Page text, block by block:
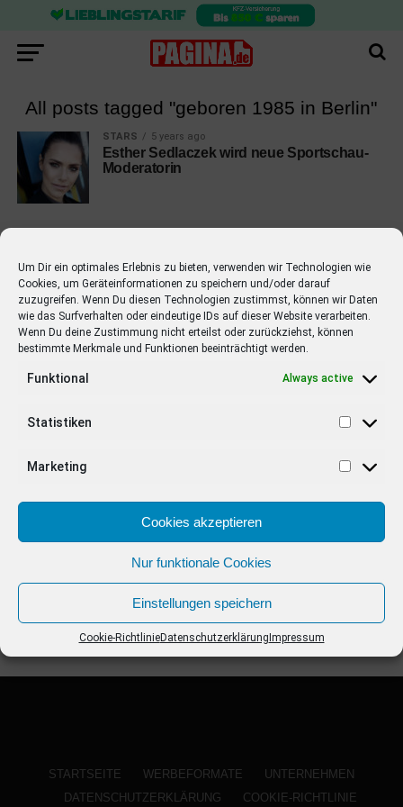
Um Dir ein optimales Erlebnis zu bieten, verwenden wir Technologien wie
Cookies, um Geräteinformationen zu speichern und/oder darauf
zuzugreifen. Wenn Du diesen Technologien zustimmst, können wir Daten
wie das Surfverhalten oder eindeutige IDs auf dieser Website verarbeiten.
Wenn Du deine Zustimmung nicht erteilst oder zurückziehst, können
bestimmte Merkmale und Funktionen beeinträchtigt werden.
Funktional Always active
Statistiken
Marketing
Cookies akzeptieren
Nur funktionale Cookies
Einstellungen speichern
Cookie-RichtlinieDatenschutzerklärung Impressum
All posts tagged "geboren 1985 in Berlin"
STARS 5 years ago
Esther Sedlaczek wird neue Sportschau-
Moderatorin
EMPFOHLEN
STARS 4 years ago
Barbara Schöneberger Moderatorin
von “Verstehen Sie Spaß?”
STARTSEITE WERBEFORMATE
UNTERNEHMEN
DATENSCHUTZERKLÄRUNG
COOKIE-RICHTLINIE